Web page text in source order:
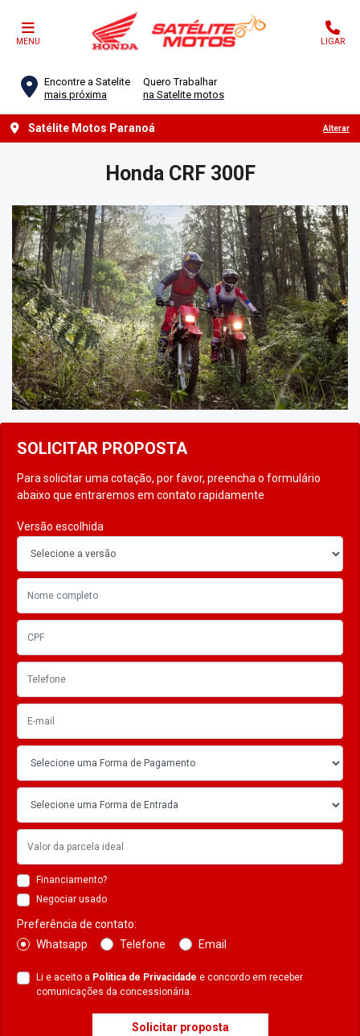
MENU LIGAR
Encontre a Satelite
mais próxima
Quero Trabalhar
na Satelite motos
Satélite Motos Paranoá Alterar
HondaCRF 300F
SOLICITAR PROPOSTA
Para solicitar uma cotação, por favor, preencha o formulário
abaixo que entraremos em contato rapidamente
Versão escolhida
Financiamento?
Negociar usado
Preferência de contato:
Whatsapp
Telefone Email
Li e aceito a Política de Privacidade e concordo em receber
comunicações da concessionária.
Solicitar proposta
Anterior